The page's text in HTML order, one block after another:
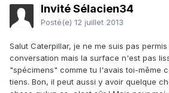
Invité Sélacien34
Posté(e) 12 juillet 2013
Salut Caterpillar, je ne me suis pas
conversation mais la surface n'est pas
"spécimens" comme tu l'avais toi-même
tiens. Bon, il peut aussi y avoir quelque